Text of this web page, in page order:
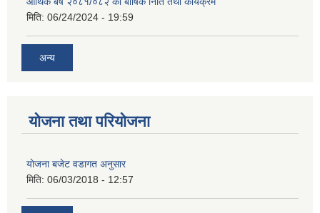
मिति: 06/24/2024 - 19:59
अन्य
योजना तथा परियोजना
याेजना बजेट वडागत अनुसार
मिति: 06/03/2018 - 12:57